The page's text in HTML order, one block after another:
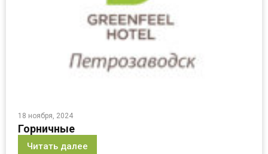
18 ноября, 2024
Горничные
Читать далее